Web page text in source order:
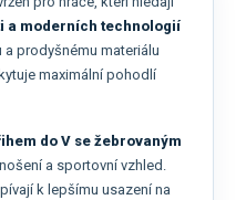
a moderních technologií
prodyšnému materiálu
maximální pohodlí
do V se žebrovaným
a sportovní vzhled.
k lepšímu usazení na